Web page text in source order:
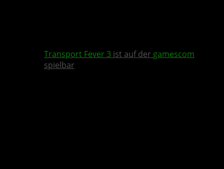
Transport Fever 3 ist auf der gamescom
spielbar